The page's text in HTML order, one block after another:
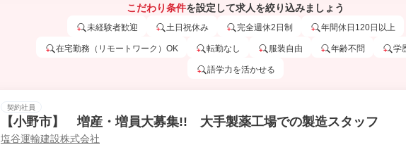
こだわり条件を設定して求人を絞り込みましょう
未経験者歓迎 土日祝休み 完全週休2日制 年間休日120日以上
在宅勤務（リモートワーク）OK 転勤なし 服装自由 年齢不問 学
語学力を活かせる
契約社員
【小野市】 増産・増員大募集!! 大手製薬工場での製造スタッフ
快適な職場環境! ・勤務時間帯の選択OK! ・年間休日は127日で
塩谷運輸建設株式会社